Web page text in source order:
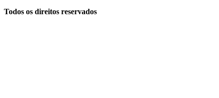
Todos os direitos reservados